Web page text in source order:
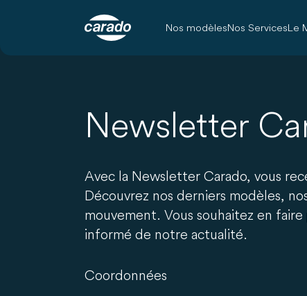
Nos modèlesNos ServicesLe
Newsletter
Avec la Newsletter Carado, vous
Découvrez nos derniers modèles,
mouvement. Vous souhaitez en
informé de notre actualité.
Coordonnées